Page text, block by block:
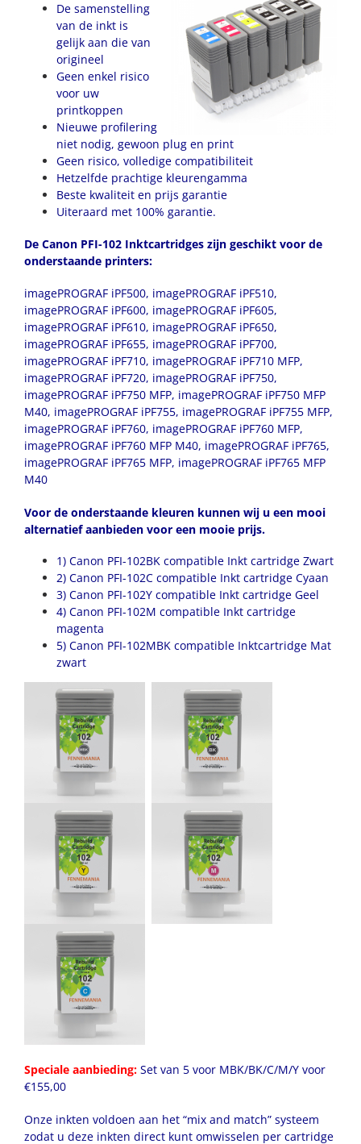
De samenstelling
van de inkt is
gelijk aan die van
origineel
Geen enkel risico
voor uw
printkoppen
Nieuwe profilering
niet nodig, gewoon plug en print
Geen risico, volledige compatibiliteit
Hetzelfde prachtige kleurengamma
Beste kwaliteit en prijs garantie
Uiteraard met 100% garantie.
De Canon PFI-102 Inktcartridges zijn geschikt voor de
onderstaande printers:
imagePROGRAF iPF500, imagePROGRAF iPF510,
imagePROGRAF iPF600, imagePROGRAF iPF605,
imagePROGRAF iPF610, imagePROGRAF iPF650,
imagePROGRAF iPF655, imagePROGRAF iPF700,
imagePROGRAF iPF710, imagePROGRAF iPF710 MFP,
imagePROGRAF iPF720, imagePROGRAF iPF750,
imagePROGRAF iPF750 MFP, imagePROGRAF iPF750 MFP
M40, imagePROGRAF iPF755, imagePROGRAF iPF755 MFP,
imagePROGRAF iPF760, imagePROGRAF iPF760 MFP,
imagePROGRAF iPF760 MFP M40, imagePROGRAF iPF765,
imagePROGRAF iPF765 MFP, imagePROGRAF iPF765 MFP
M40
Voor de onderstaande kleuren kunnen wij u een mooi
alternatief aanbieden voor een mooie prijs.
1) Canon PFI-102BK compatible Inkt cartridge Zwart
2) Canon PFI-102C compatible Inkt cartridge Cyaan
3) Canon PFI-102Y compatible Inkt cartridge Geel
4) Canon PFI-102M compatible Inkt cartridge
magenta
5) Canon PFI-102MBK compatible Inktcartridge Mat
zwart
Speciale aanbieding: Set van 5 voor MBK/BK/C/M/Y voor
€155,00
Onze inkten voldoen aan het “mix and match” systeem
zodat u deze inkten direct kunt omwisselen per cartridge